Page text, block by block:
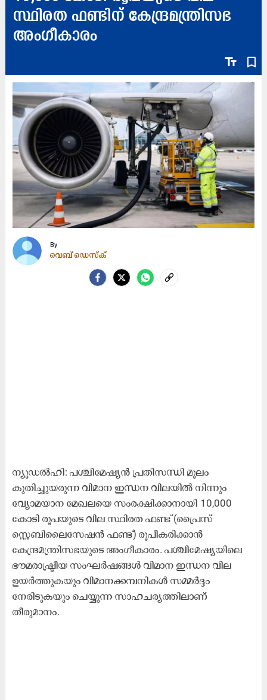
സ്ഥിരത ഫണ്ടിന് കേന്ദ്രമന്ത്രിസഭ
അംഗീകാരം
text_fields bookmark_border
By
വെബ് ഡെസ്ക്
ന്യൂഡൽഹി: പശ്ചിമേഷ്യൻ പ്രതിസന്ധി മൂലം
കുതിച്ചുയരുന്ന വിമാന ഇന്ധന വിലയിൽ നിന്നും
വ്യോമയാന മേഖലയെ സംരക്ഷിക്കാനായി 10,000
കോടി രൂപയുടെ വില സ്ഥിരത ഫണ്ട് (പ്രൈസ്
സ്റ്റെബിലൈസേഷൻ ഫണ്ട്) രൂപീകരിക്കാൻ
കേന്ദ്രമന്ത്രിസഭയുടെ അംഗീകാരം. പശ്ചിമേഷ്യയിലെ
ഭൗമരാഷ്ട്രീയ സംഘർഷങ്ങൾ വിമാന ഇന്ധന വില
ഉയർത്തുകയും വിമാനക്കമ്പനികൾ സമ്മർദ്ദം
നേരിടുകയും ചെയ്യുന്ന സാഹചര്യത്തിലാണ്
തീരുമാനം.